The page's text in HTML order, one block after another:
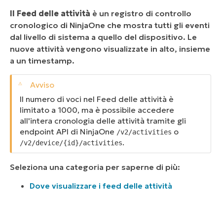
Il Feed delle attività è un registro di controllo
cronologico di NinjaOne che mostra tutti gli eventi
dal livello di sistema a quello del dispositivo. Le
nuove attività vengono visualizzate in alto, insieme
a un timestamp.
Il numero di voci nel Feed delle attività è
limitato a 1000, ma è possibile accedere
all'intera cronologia delle attività tramite gli
endpoint API di NinjaOne /v2/activities o
/v2/device/{id}/activities.
Seleziona una categoria per saperne di più:
Dove visualizzare i feed delle attività